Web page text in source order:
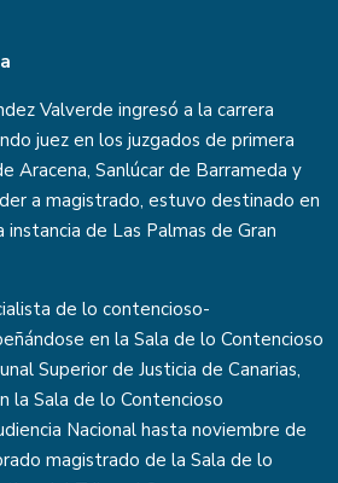
Valverde ingresó a la carrera
juez en los juzgados de primera
Aracena, Sanlúcar de Barrameda y
a magistrado, estuvo destinado en
de Las Palmas de Gran
de lo contencioso-
en la Sala de lo Contencioso
Superior de Justicia de Canarias,
la Sala de lo Contencioso
Nacional hasta noviembre de
magistrado de la Sala de lo